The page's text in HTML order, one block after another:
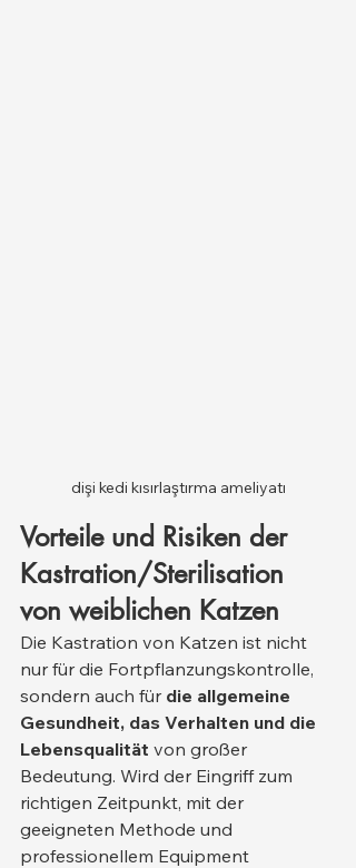
dişi kedi kısırlaştırma ameliyatı
Vorteile und Risiken der
Kastration/Sterilisation
von weiblichen Katzen
Die Kastration von Katzen ist nicht
nur für die Fortpflanzungskontrolle,
sondern auch für die allgemeine
Gesundheit, das Verhalten und die
Lebensqualität von großer
Bedeutung. Wird der Eingriff zum
richtigen Zeitpunkt, mit der
geeigneten Methode und
professionellem Equipment